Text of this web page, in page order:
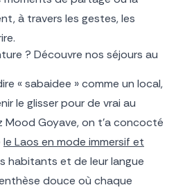
à travers les gestes, les
? Découvre nos séjours au
« sabaidee » comme un local,
le glisser pour de vrai au
Mood Goyave, on t’a concocté
le Laos en mode immersif et
habitants et de leur langue
douce où chaque